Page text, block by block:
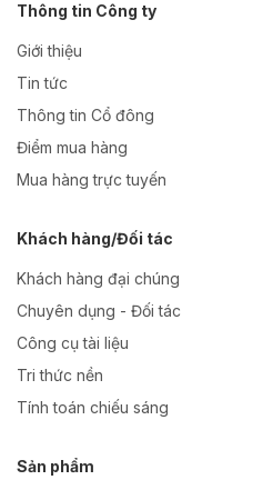
Thông tin Công ty
Giới thiệu
Tin tức
Thông tin Cổ đông
Điểm mua hàng
Mua hàng trực tuyến
Khách hàng/Đối tác
Khách hàng đại chúng
Chuyên dụng - Đối tác
Công cụ tài liệu
Tri thức nền
Tính toán chiếu sáng
Sản phẩm